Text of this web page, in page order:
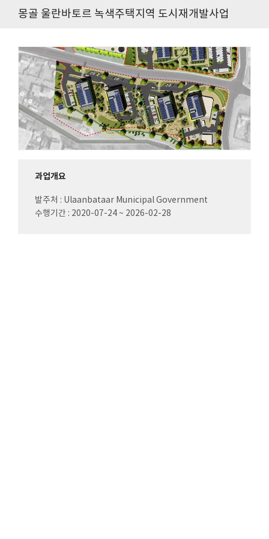
몽골 울란바토르 녹색주택지역 도시재개발사업
과업개요
발주처 : Ulaanbataar Municipal Government
수행기간 : 2020-07-24 ~ 2026-02-28